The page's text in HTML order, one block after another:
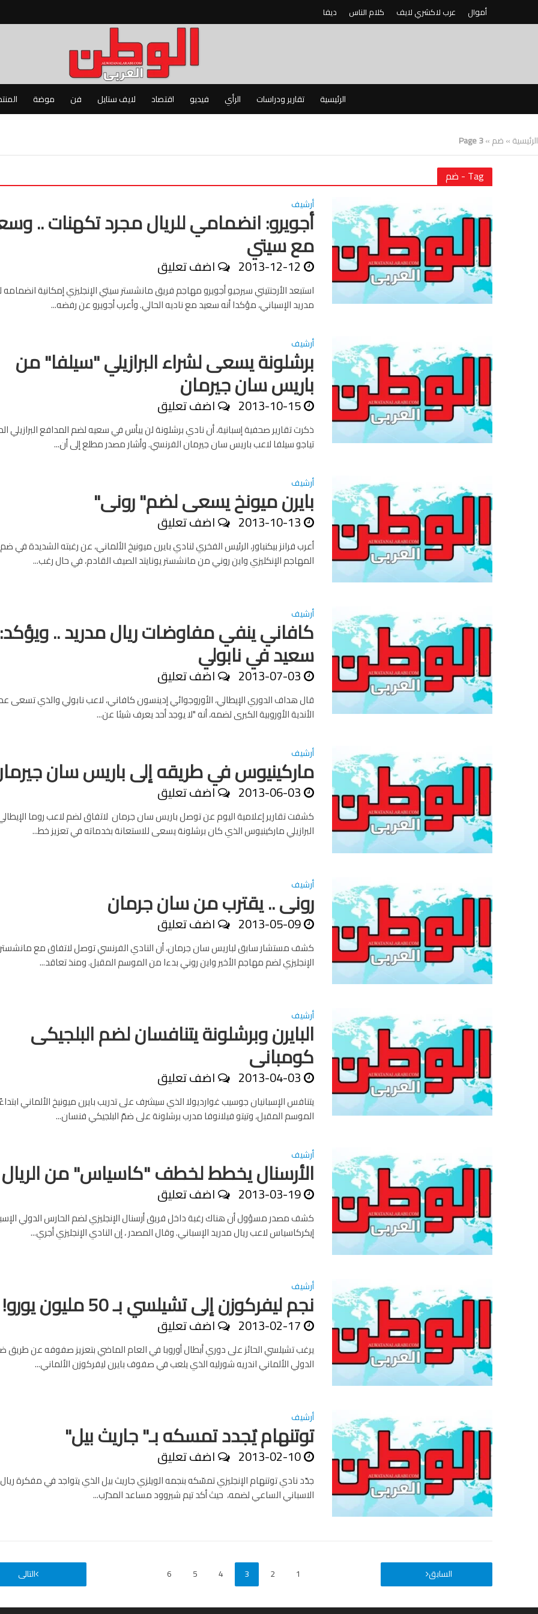
أموال عرب لاكشري لايف كلام الناس ديفا
الرئيسية تقارير ودراسات الرأي فيديو اقتصاد لايف ستايل فن موضة
الرئيسية»ضم»
Page 3
Tag - ضم
أرشيف
أجويرو: انضمامي للريال مجرد تكهنات ..
مع سيتي
2013-12-12 اضف تعليق
استبعد الأرجنتيني سيرجيو أجويرو مهاجم فريق مانشستر سيتي الإنجليزي إمكانية انضمامه
مدريد الإسباني، مؤكدا أنه سعيد مع ناديه الحالي. وأعرب أجويرو عن رفضه...
أرشيف
برشلونة يسعى لشراء البرازيلي "سيلفا" من
باريس سان جيرمان
2013-10-15 اضف تعليق
ذكرت تقارير صحفية إسبانية، أن نادي برشلونة لن ييأس في سعيه لضم المدافع البرازيلي
تياجو سيلفا لاعب باريس سان جيرمان الفرنسي. وأشار مصدر مطلع إلى أن...
أرشيف
بايرن ميونخ يسعى لضم" رونى"
2013-10-13 اضف تعليق
أعرب فرانز بيكنباور، الرئيس الفخري لنادي بايرن ميونيخ الألماني، عن رغبته الشديدة في ضم
المهاجم الإنكليزي واين روني من مانشستر يونايتد الصيف القادم، في حال رغب...
أرشيف
كافاني ينفي مفاوضات ريال مدريد .. ويؤكد:
سعيد في نابولي
2013-07-03 اضف تعليق
قال هداف الدوري الإيطالي، الأوروجوائي إدينسون كافاني، لاعب نابولي والذي تسعى
الأندية الأوروبية الكبرى لضمه، أنه "لا يوجد أحد يعرف شيئا عن...
أرشيف
ماركينيوس في طريقه إلى باريس سان
2013-06-03 اضف تعليق
كشفت تقارير إعلامية اليوم عن توصل باريس سان جرمان لاتفاق لضم لاعب روما
البرازيلي ماركينيوس الذي كان برشلونة يسعى للاستعانة بخدماته في تعزيز خط...
أرشيف
رونى .. يقترب من سان جرمان
2013-05-09 اضف تعليق
كشف مستشار سابق لباريس سان جرمان، أن النادي الفرنسي توصل لاتفاق مع مانشستر
الإنجليزي لضم مهاجم الأخير واين روني بدءا من الموسم المقبل. ومنذ تعاقد...
أرشيف
البايرن وبرشلونة يتنافسان لضم البلجيكى
كومبانى
2013-04-03 اضف تعليق
يتنافس الإسبانيان جوسيب غوارديولا الذي سيشرف على تدريب بايرن ميونيخ الألماني
الموسم المقبل، وتيتو فيلانوفا مدرب برشلونة على ضمّ البلجيكي فنسان...
أرشيف
الأرسنال يخطط لخطف "كاسياس" من الريال
2013-03-19 اضف تعليق
كشف مصدر مسؤول أن هناك رغبة داخل فريق أرسنال الإنجليزي لضم الحارس الدولي
إيكركاسياس لاعب ريال مدريد الإسباني. وقال المصدر ، إن النادي الإنجليزي أجري...
أرشيف
نجم ليفركوزن إلى تشيلسي بـ 50 مليون يورو!
2013-02-17 اضف تعليق
يرغب تشيلسي الحائز على دوري أبطال أوروبا في العام الماضي بتعزيز صفوفه عن طريق
الدولي الألماني اندريه شورليه الذي يلعب في صفوف بايرن ليفركوزن الألماني...
أرشيف
توتنهام يٌجدد تمسكه بـ" جاريث بيل"
2013-02-10 اضف تعليق
جدّد نادي توتنهام الإنجليزي تمسّكه بنجمه الويلزي جاريث بيل الذي يتواجد في مفكرة
الاسباني الساعي لضمه، حيث أكد تيم شيروود مساعد المدرّب...
السابق 1
2
3
4
5
6 التالى